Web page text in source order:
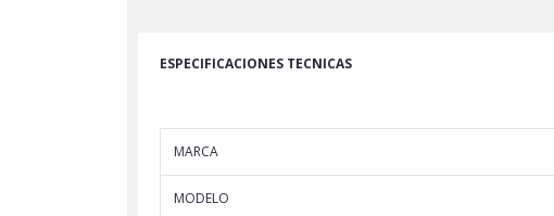
ESPECIFICACIONES TECNICAS
MARCA
MODELO